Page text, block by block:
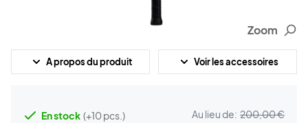
Zoom
A propos du produit Voir les accessoires
En stock (+10 pcs.) Au lieu de: 200,00 €